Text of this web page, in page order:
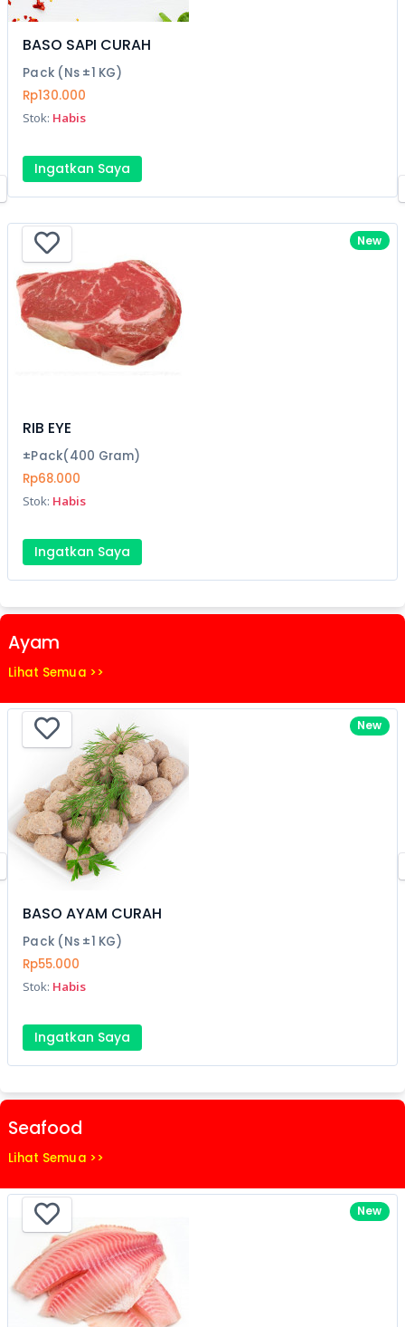
BASO SAPI CURAH
Pack (Ns ±1 KG)
Rp130.000
Stok: Habis
Ingatkan Saya
New
RIB EYE
±Pack(400 Gram)
Rp68.000
Stok: Habis
Ingatkan Saya
Ayam
Lihat Semua >>
New
BASO AYAM CURAH
Pack (Ns ±1 KG)
Rp55.000
Stok: Habis
Ingatkan Saya
Seafood
Lihat Semua >>
New